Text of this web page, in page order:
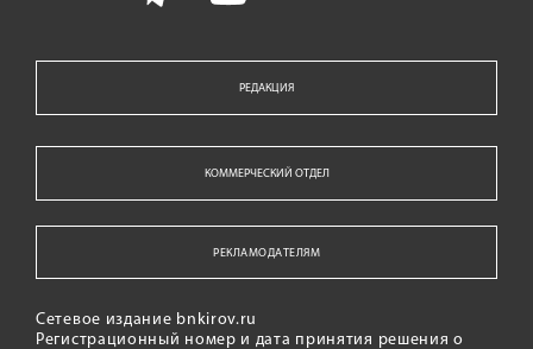
РЕДАКЦИЯ
КОММЕРЧЕСКИЙ ОТДЕЛ
РЕКЛАМОДАТЕЛЯМ
Сетевое издание bnkirov.ru
Регистрационный номер и дата принятия решения о